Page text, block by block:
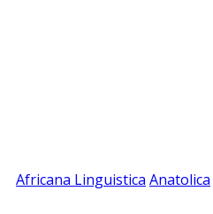
Africana Linguistica Anatolica